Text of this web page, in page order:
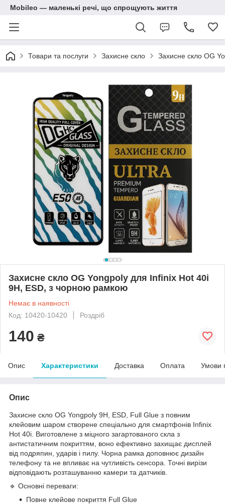
Mobileo — маленькі речі, що спрощують життя
Товари та послуги Захисне скло Захисне скло OG
Захисне скло OG Yongpoly для Infinix Hot 40i
9H, ESD, з чорною рамкою
Немає в наявності
Код: 10420-10420
Роздріб
140 ₴
Опис Характеристики Доставка Оплата Умови
Опис
Захисне скло OG Yongpoly 9H, ESD, Full Glue з повним
клейовим шаром створене спеціально для смартфонів Infinix
Hot 40i. Виготовлене з міцного загартованого скла з
антистатичним покриттям, воно ефективно захищає дисплей
від подряпин, ударів і пилу. Чорна рамка доповнює дизайн
телефону та не впливає на чутливість сенсора. Точні вирізи
відповідають розташуванню камери та датчиків.
🔹 Основні переваги:
Повне клейове покриття Full Glue